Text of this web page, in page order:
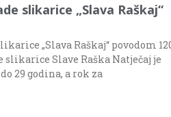
slikarice „Slava Raškaj“
„Slava Raškaj“ povodom
Slave Raška Natječaj je
29 godina, a rok za